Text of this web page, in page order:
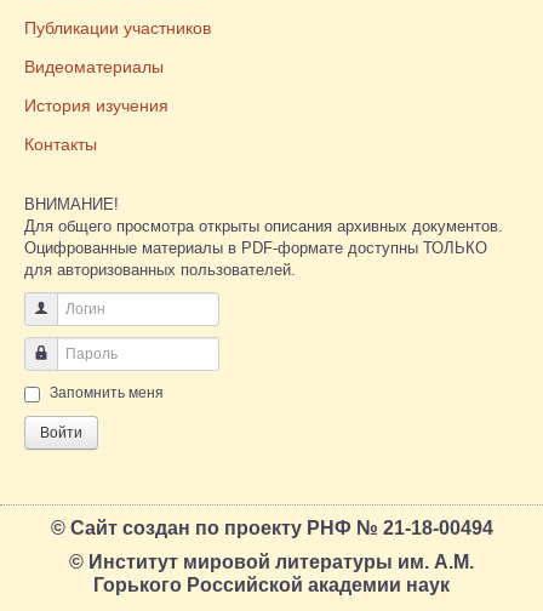
Публикации участников
Видеоматериалы
История изучения
Контакты
ВНИМАНИЕ!
Для общего просмотра открыты описания архивных документов.
Оцифрованные материалы в PDF-формате доступны ТОЛЬКО
для авторизованных пользователей.
Логин
Пароль
Запомнить меня
Войти
© Сайт создан по проекту РНФ № 21-18-00494
© Институт мировой литературы им. А.М.
Горького Российской академии наук